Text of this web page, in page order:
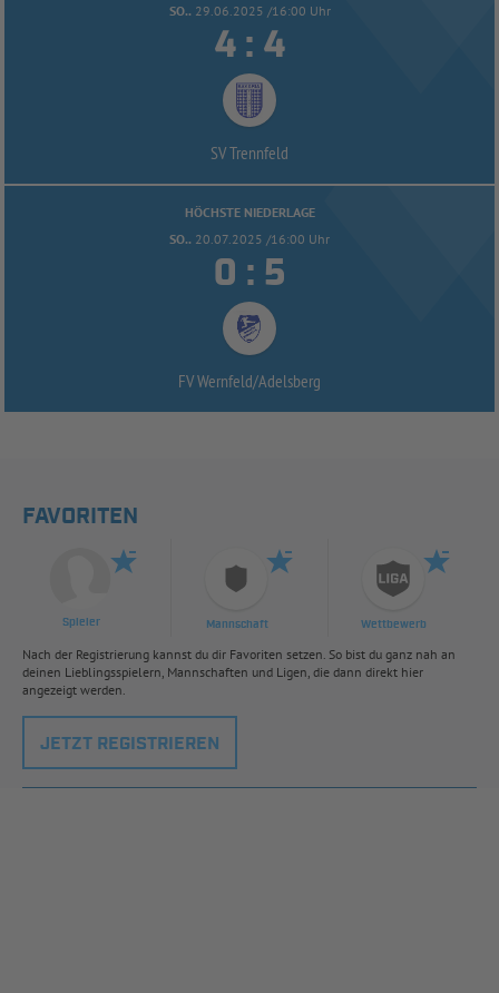
SO.. 29.06.2025 /16:00 Uhr
 : 
SV Trennfeld
HÖCHSTE NIEDERLAGE
SO.. 20.07.2025 /16:00 Uhr
 : 
FV Wernfeld/Adelsberg
FAVORITEN
Spieler Mannschaft Wettbewerb
Nach der Registrierung kannst du dir Favoriten setzen. So bist du ganz nah an
deinen Lieblingsspielern, Mannschaften und Ligen, die dann direkt hier
angezeigt werden.
JETZT REGISTRIEREN